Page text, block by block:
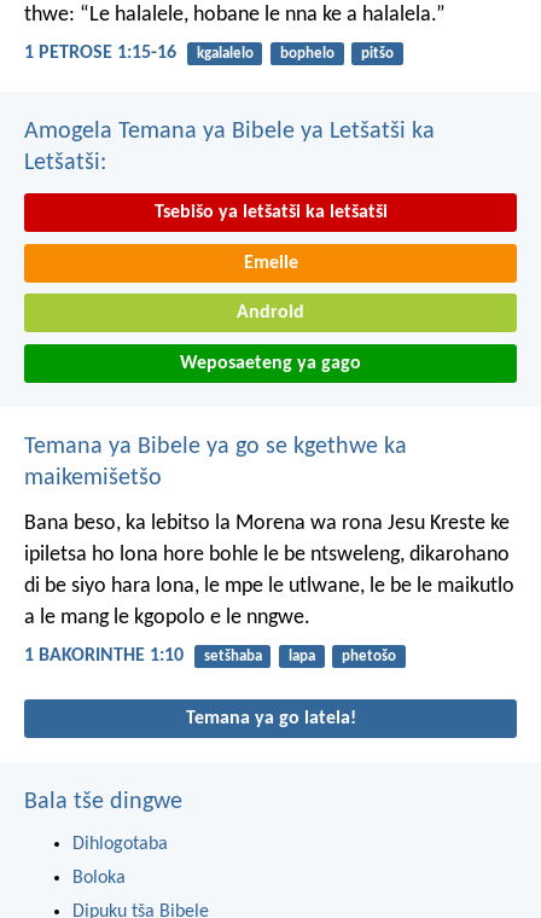
thwe: “Le halalele, hobane le nna ke a halalela.”
1 PETROSE 1:15-16 kgalalelo bophelo pitšo
Amogela Temana ya Bibele ya Letšatši ka
Letšatši:
Tsebišo ya letšatši ka letšatši
Emeile
Android
Weposaeteng ya gago
Temana ya Bibele ya go se kgethwe ka
maikemišetšo
Bana beso, ka lebitso la Morena wa rona Jesu Kreste ke
ipiletsa ho lona hore bohle le be ntsweleng, dikarohano
di be siyo hara lona, le mpe le utlwane, le be le maikutlo
a le mang le kgopolo e le nngwe.
1 BAKORINTHE 1:10 setšhaba lapa phetošo
Temana ya go latela!
Bala tše dingwe
Dihlogotaba
Boloka
Dipuku tša Bibele